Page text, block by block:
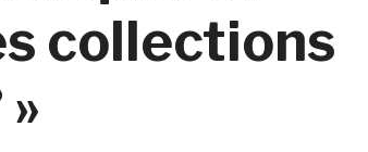
collections